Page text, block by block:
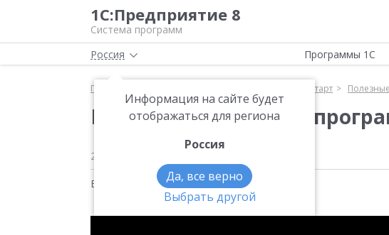
1С:Предприятие 8
Система программ
Россия
Информация на сайте будет
отображаться для региона
Россия
Да, все верно
Выбрать другой
Программы 1С
Главная 1С:БизнесСтарт
Первое знакомство с
23 августа 2019
Видео на тему:1С:БизнесСтарт